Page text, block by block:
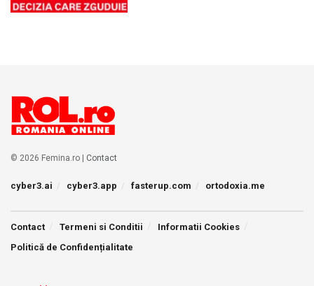
© 2026 Femina.ro | Contact
cyber3.ai cyber3.app fasterup.com ortodoxia.me
Contact Termeni si Conditii
Informatii Cookies
Politică de Confidențialitate